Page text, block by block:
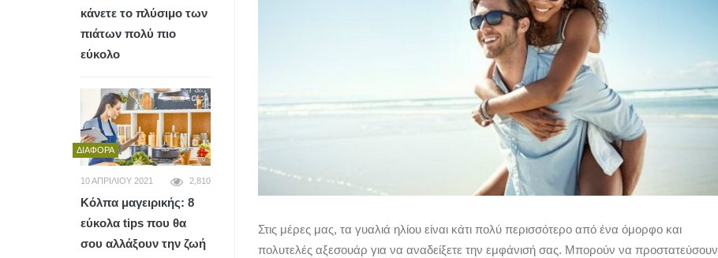
Στις μέρες μας, τα γυαλιά ηλίου είναι κάτι πολύ περισσότερο από ένα όμορφο και
πολυτελές αξεσουάρ για να αναδείξετε την εμφάνισή σας. Μπορούν να προστατεύσουν
κάνετε το πλύσιμο των
πιάτων πολύ πιο
εύκολο
ΔΙΆΦΟΡΑ
10 ΑΠΡΙΛΊΟΥ 2021 2,810
Κόλπα μαγειρικής: 8
εύκολα tips που θα
σου αλλάξουν την ζωή